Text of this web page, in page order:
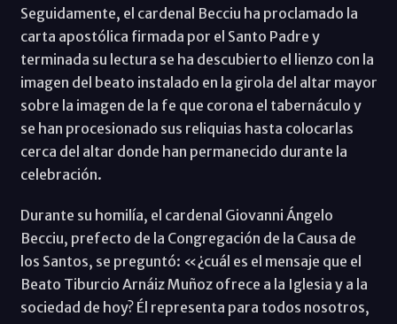
Seguidamente, el cardenal Becciu ha proclamado la
carta apostólica firmada por el Santo Padre y
terminada su lectura se ha descubierto el lienzo con la
imagen del beato instalado en la girola del altar mayor
sobre la imagen de la fe que corona el tabernáculo y
se han procesionado sus reliquias hasta colocarlas
cerca del altar donde han permanecido durante la
celebración.
Durante su homilía, el cardenal Giovanni Ángelo
Becciu, prefecto de la Congregación de la Causa de
los Santos, se preguntó: «¿cuál es el mensaje que el
Beato Tiburcio Arnáiz Muñoz ofrece a la Iglesia y a la
sociedad de hoy? Él representa para todos nosotros,